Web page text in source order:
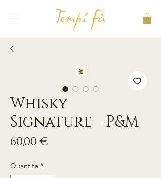
Whisky
Signature - P&M
60,00 €
Quantité *